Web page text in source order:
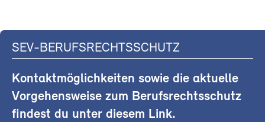
SEV-BERUFSRECHTSSCHUTZ
Kontaktmöglichkeiten sowie die aktuelle
Vorgehensweise zum Berufsrechtsschutz
findest du unter diesem Link.